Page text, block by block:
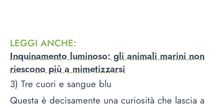
LEGGI ANCHE:
Inquinamento luminoso: gli animali marini non
riescono più a mimetizzarsi
3) Tre cuori e sangue blu
Questa è decisamente una curiosità che lascia a